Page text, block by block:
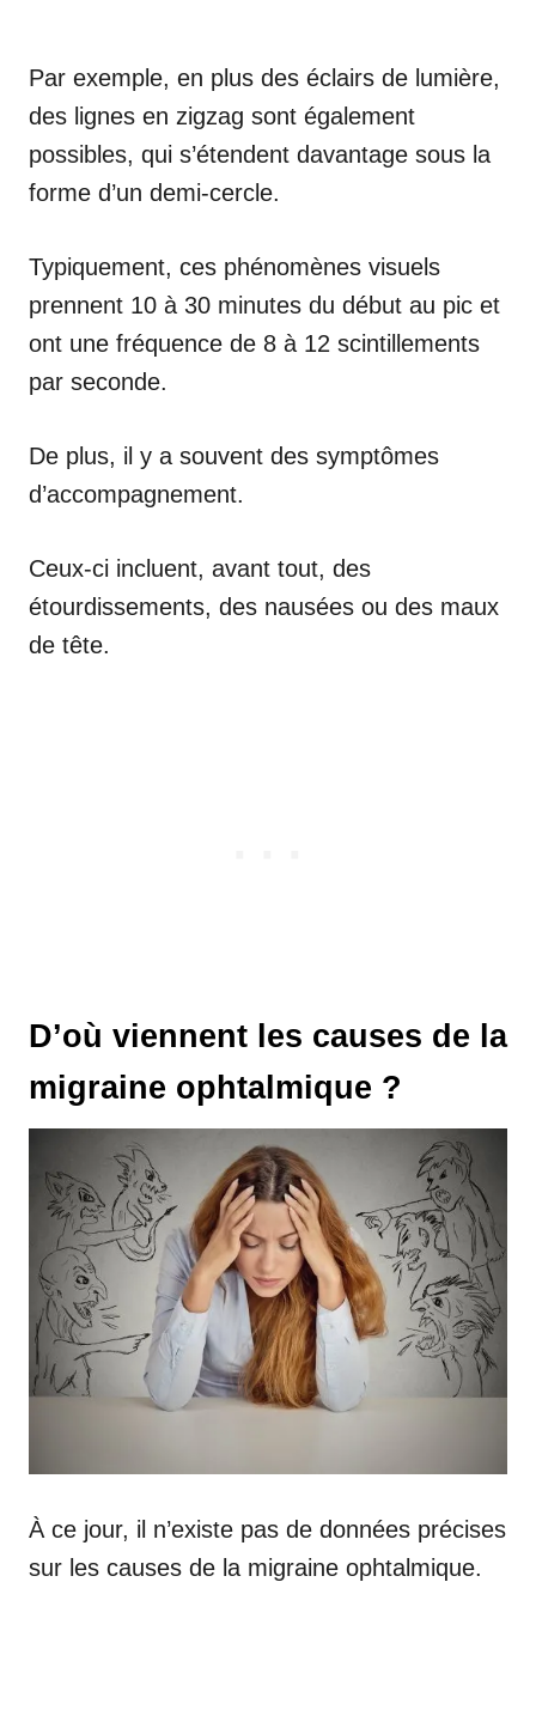
Par exemple, en plus des éclairs de lumière,
des lignes en zigzag sont également
possibles, qui s’étendent davantage sous la
forme d’un demi-cercle.
Typiquement, ces phénomènes visuels
prennent 10 à 30 minutes du début au pic et
ont une fréquence de 8 à 12 scintillements
par seconde.
De plus, il y a souvent des symptômes
d’accompagnement.
Ceux-ci incluent, avant tout, des
étourdissements, des nausées ou des maux
de tête.
D’où viennent les causes de la
migraine ophtalmique ?
À ce jour, il n’existe pas de données précises
sur les causes de la migraine ophtalmique.